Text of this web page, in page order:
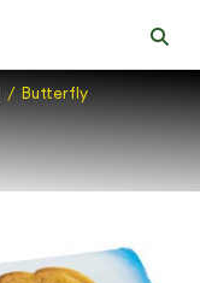
Butterfly